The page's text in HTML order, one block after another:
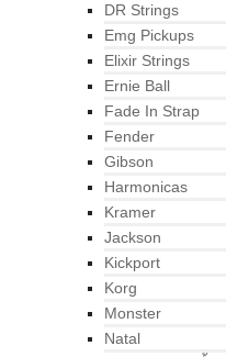
DR Strings
Emg Pickups
Elixir Strings
Ernie Ball
Fade In Strap
Fender
Gibson
Harmonicas
Kramer
Jackson
Kickport
Korg
Monster
Natal